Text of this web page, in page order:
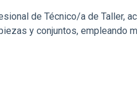
de Técnico/a de Taller,
y conjuntos, empleando